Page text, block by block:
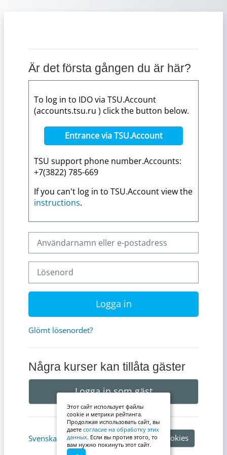
Är det första gången du är här?
To log in to IDO via TSU.Account
(accounts.tsu.ru ) click the button below.
Entrance via TSU.Account
TSU support phone number.Accounts:
+7(3822) 785-669
If you can't log in to TSU.Account view the
instructions.
Logga in
Glömt lösenordet?
Några kurser kan tillåta gäster
Logga in som gäst
Svenska ‎(sv)‎ Information om cookies
Этот сайт использует файлы
cookie и метрики рейтинга.
Продолжая использовать сайт, вы
даете согласие на обработку этих
данных. Если вы против этого, то
вам нужно покинуть этот сайт.